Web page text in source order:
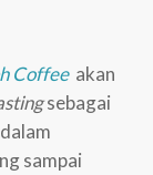
Coffee akan
sebagai
sampai